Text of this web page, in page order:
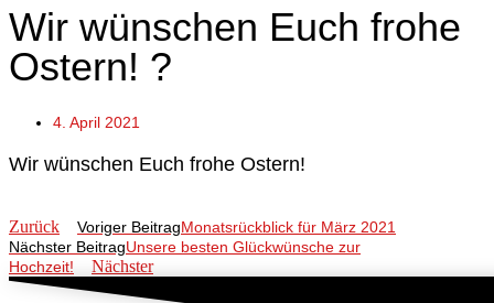
Wir wünschen Euch frohe
Ostern! ?
4. April 2021
Wir wünschen Euch frohe Ostern!
Zurück Voriger BeitragMonatsrückblick für März 2021
Nächster BeitragUnsere besten Glückwünsche zur
Hochzeit!
Nächster